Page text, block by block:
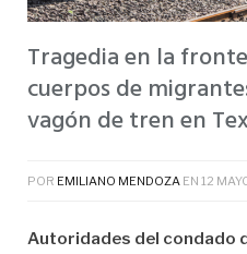
Tragedia en la
cuerpos de
vagón de tren en
POR EMILIANO MENDOZA EN 12
Autoridades del condado